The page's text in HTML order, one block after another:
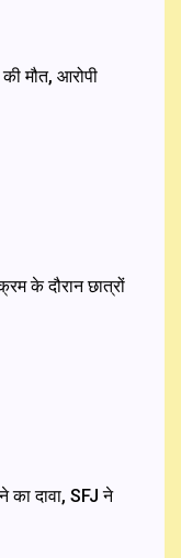
मौत, आरोपी
के दौरान छात्रों
का दावा, SFJ ने